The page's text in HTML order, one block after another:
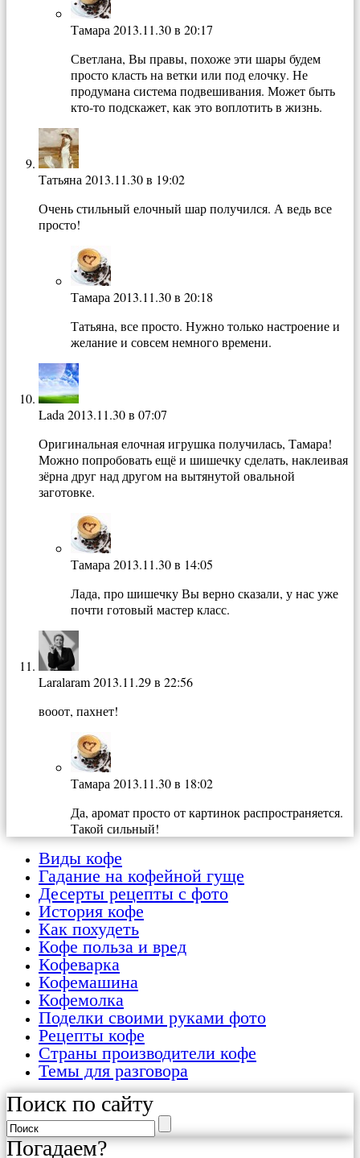
Тамара2013.11.30 в 20:17
Светлана, Вы правы, похоже эти шары будем
просто класть на ветки или под елочку. Не
продумана система подвешивания. Может быть
кто-то подскажет, как это воплотить в жизнь.
Татьяна2013.11.30 в 19:02
Очень стильный елочный шар получился. А ведь все
просто!
Тамара2013.11.30 в 20:18
Татьяна, все просто. Нужно только настроение и
желание и совсем немного времени.
Lada2013.11.30 в 07:07
Оригинальная елочная игрушка получилась, Тамара!
Можно попробовать ещё и шишечку сделать, наклеивая
зёрна друг над другом на вытянутой овальной
заготовке.
Тамара2013.11.30 в 14:05
Лада, про шишечку Вы верно сказали, у нас уже
почти готовый мастер класс.
Laralaram2013.11.29 в 22:56
вооот, пахнет!
Тамара2013.11.30 в 18:02
Да, аромат просто от картинок распространяется.
Такой сильный!
Виды кофе
Гадание на кофейной гуще
Десерты рецепты с фото
История кофе
Как похудеть
Кофе польза и вред
Кофеварка
Кофемашина
Кофемолка
Поделки своими руками фото
Рецепты кофе
Страны производители кофе
Темы для разговора
Поиск по сайту
Погадаем?